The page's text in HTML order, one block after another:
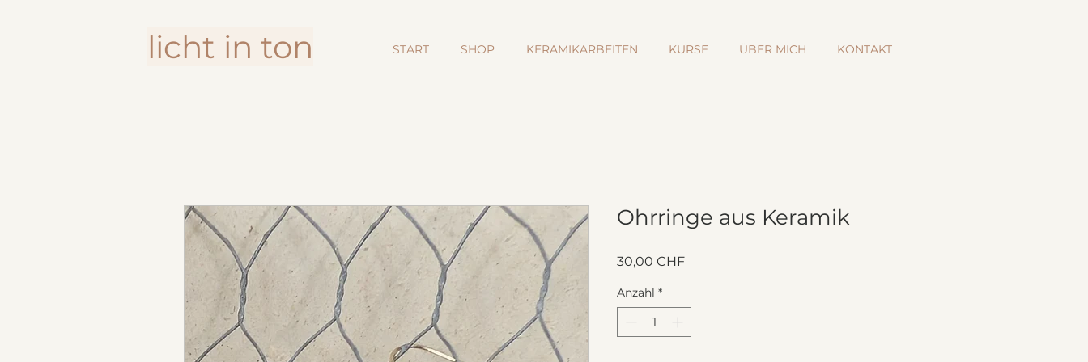
licht in ton START SHOP KERAMIKARBEITEN KURSE ÜBER MICH KONTAKT
Ohrringe aus Keramik
30,00 CHFPreis
Anzahl *